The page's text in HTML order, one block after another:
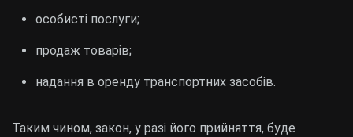
особисті послуги;
продаж товарів;
надання в оренду транспортних засобів.
Таким чином, закон, у разі його прийняття, буде